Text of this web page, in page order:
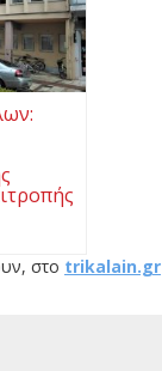
στο trikalain.gr